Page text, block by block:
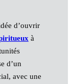
d’ouvrir
à
d’un
avec une